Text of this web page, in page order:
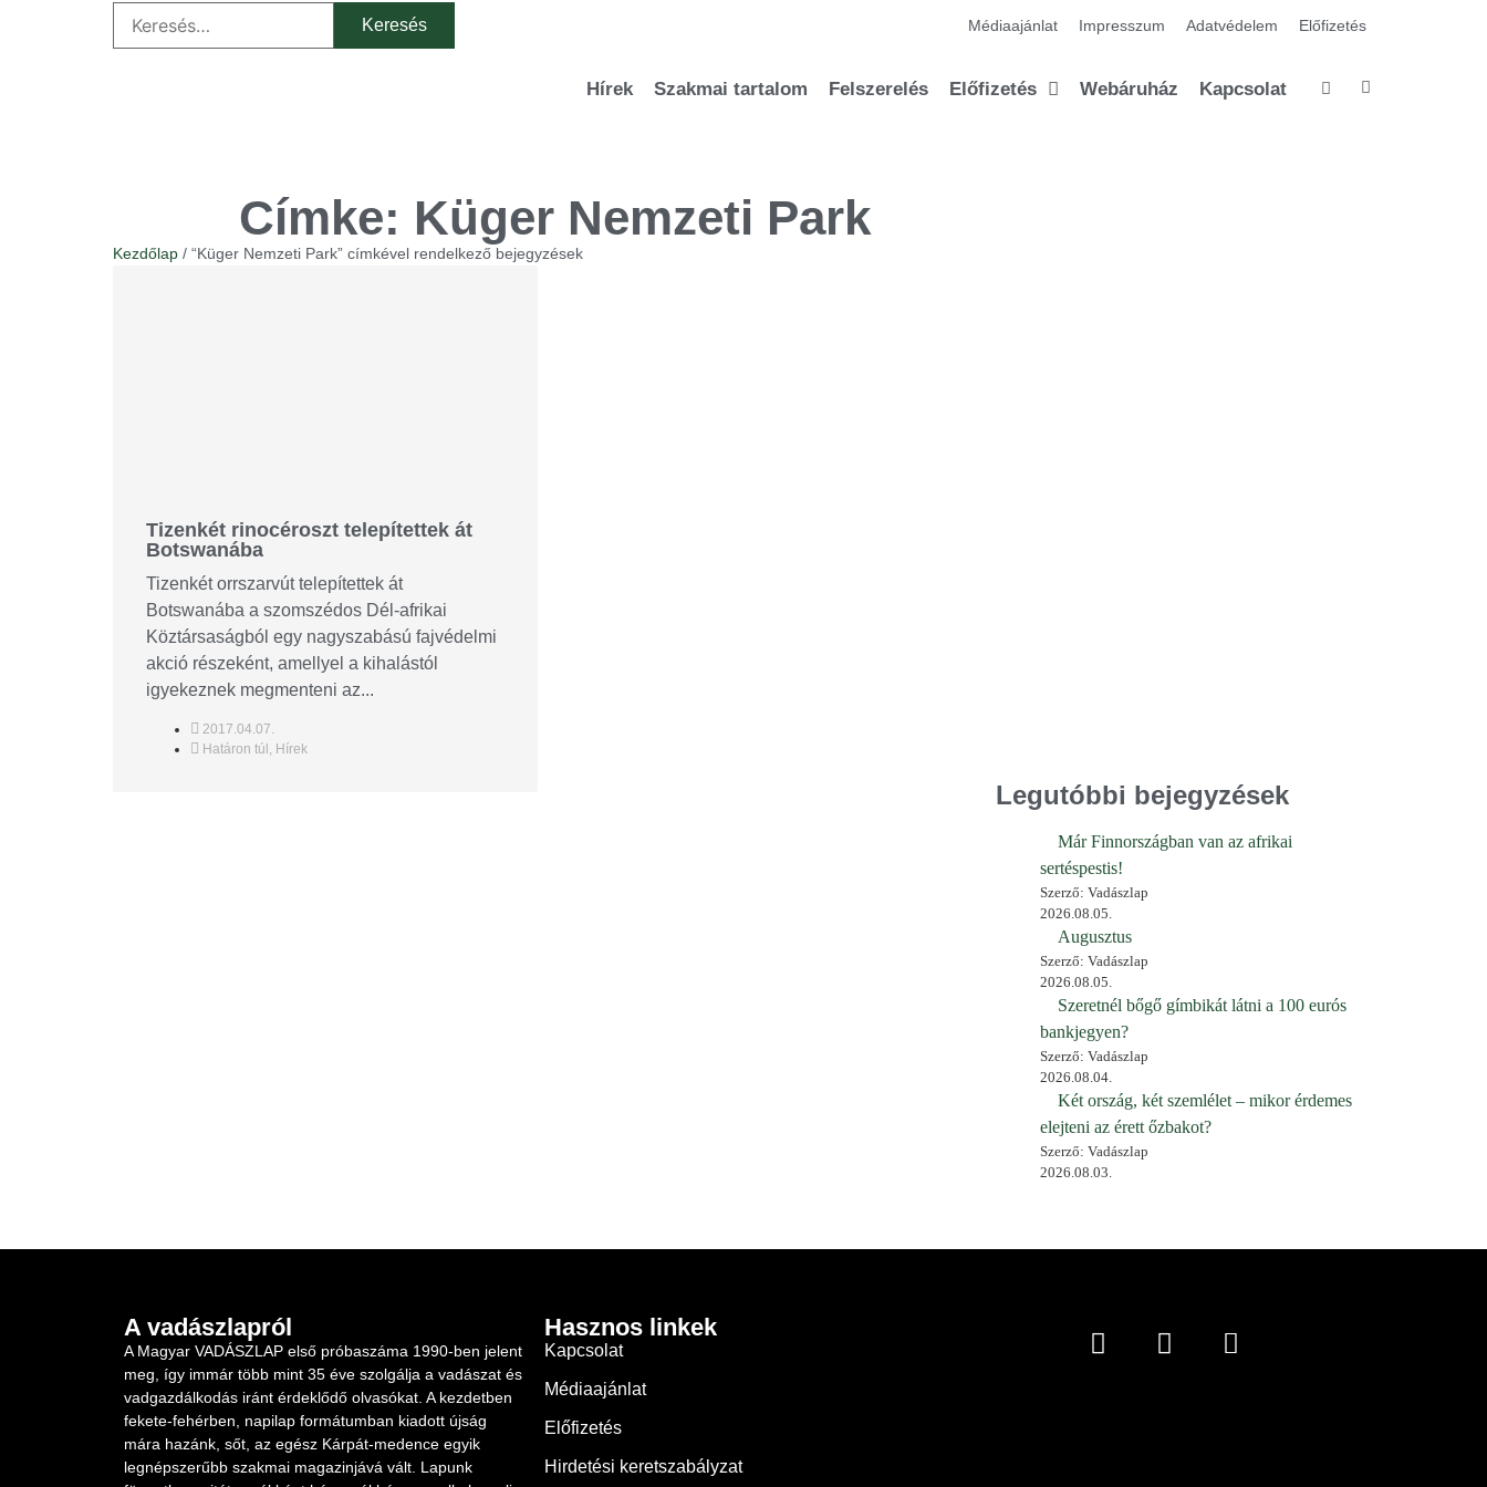
Médiaajánlat Impresszum Adatvédelem Előfizetés
Hírek Szakmai tartalom Felszerelés Előfizetés Webáruház Kapcsolat
Címke: Küger Nemzeti Park
Kezdőlap / “Küger Nemzeti Park” címkével rendelkező bejegyzések
Tizenkét rinocéroszt telepítettek át
Botswanába
Tizenkét orrszarvút telepítettek át
Botswanába a szomszédos Dél-afrikai
Köztársaságból egy nagyszabású fajvédelmi
akció részeként, amellyel a kihalástól
igyekeznek megmenteni az...
2017.04.07.
Határon túl , Hírek
Legutóbbi bejegyzések
Már Finnországban van az afrikai
sertéspestis!
Szerző: Vadászlap
2026.08.05.
Augusztus
Szerző: Vadászlap
2026.08.05.
Szeretnél bőgő gímbikát látni a 100 eurós
bankjegyen?
Szerző: Vadászlap
2026.08.04.
Két ország, két szemlélet – mikor érdemes
elejteni az érett őzbakot?
Szerző: Vadászlap
2026.08.03.
A vadászlapról
A Magyar VADÁSZLAP első próbaszáma 1990-ben jelent
meg, így immár több mint 35 éve szolgálja a vadászat és
vadgazdálkodás iránt érdeklődő olvasókat. A kezdetben
fekete-fehérben, napilap formátumban kiadott újság
mára hazánk, sőt, az egész Kárpát-medence egyik
legnépszerűbb szakmai magazinjává vált. Lapunk
Hasznos linkek
Kapcsolat
Médiaajánlat
Előfizetés
Hirdetési keretszabályzat